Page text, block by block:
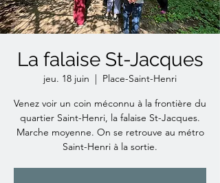
La falaise St-Jacques
jeu. 18 juin
  |
Place-Saint-Henri
Venez voir un coin méconnu à la frontière du
quartier Saint-Henri, la falaise St-Jacques.
Marche moyenne. On se retrouve au métro
Saint-Henri à la sortie.